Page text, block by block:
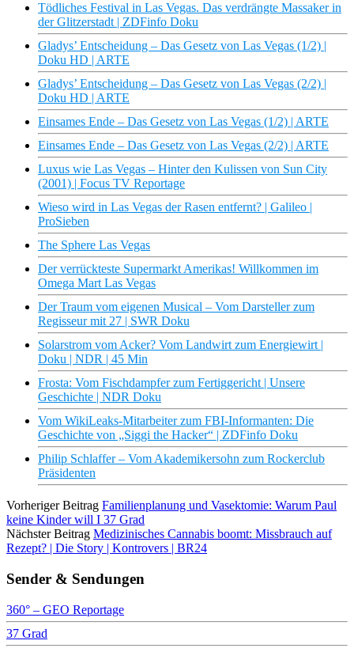
Tödliches Festival in Las Vegas. Das verdrängte Massaker in
der Glitzerstadt | ZDFinfo Doku
Gladys’ Entscheidung – Das Gesetz von Las Vegas (1/2) |
Doku HD | ARTE
Gladys’ Entscheidung – Das Gesetz von Las Vegas (2/2) |
Doku HD | ARTE
Einsames Ende – Das Gesetz von Las Vegas (1/2) | ARTE
Einsames Ende – Das Gesetz von Las Vegas (2/2) | ARTE
Luxus wie Las Vegas – Hinter den Kulissen von Sun City
(2001) | Focus TV Reportage
Wieso wird in Las Vegas der Rasen entfernt? | Galileo |
ProSieben
The Sphere Las Vegas
Der verrückteste Supermarkt Amerikas! Willkommen im
Omega Mart Las Vegas
Der Traum vom eigenen Musical – Vom Darsteller zum
Regisseur mit 27 | SWR Doku
Solarstrom vom Acker? Vom Landwirt zum Energiewirt |
Doku | NDR | 45 Min
Frosta: Vom Fischdampfer zum Fertiggericht | Unsere
Geschichte | NDR Doku
Vom WikiLeaks-Mitarbeiter zum FBI-Informanten: Die
Geschichte von „Siggi the Hacker“ | ZDFinfo Doku
Philip Schlaffer – Vom Akademikersohn zum Rockerclub
Präsidenten
Vorheriger Beitrag Familienplanung und Vasektomie: Warum Paul
keine Kinder will I 37 Grad
Nächster Beitrag Medizinisches Cannabis boomt: Missbrauch auf
Rezept? | Die Story | Kontrovers | BR24
Sender & Sendungen
360° – GEO Reportage
37 Grad